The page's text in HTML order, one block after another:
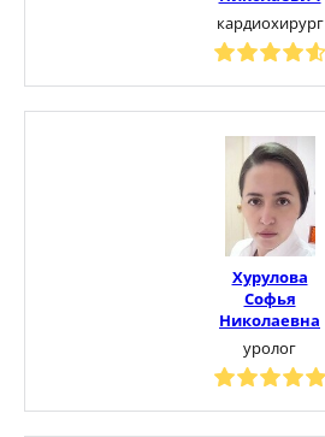
кардиохирург
Хурулова
Софья
Николаевна
уролог